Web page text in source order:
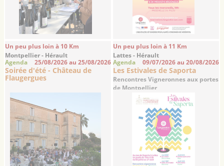
Un peu plus loin à 10 Km
Montpellier - Hérault
Agenda 25/08/2026 au 25/08/2026
Soirée d'été - Château de
Flaugergues
Un peu plus loin à 11 Km
Lattes - Hérault
Agenda 09/07/2026 au 20/08/2026
Les Estivales de Saporta
Rencontres Vigneronnes aux portes
de Montpellier